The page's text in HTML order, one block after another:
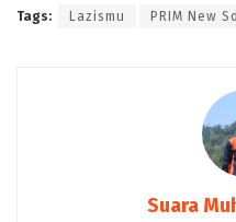
Tags: Lazismu PRIM New
Suara